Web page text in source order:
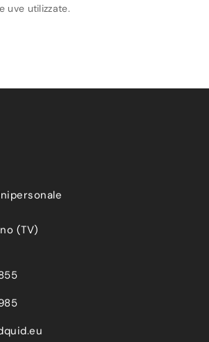
uve utilizzate.
(TV)